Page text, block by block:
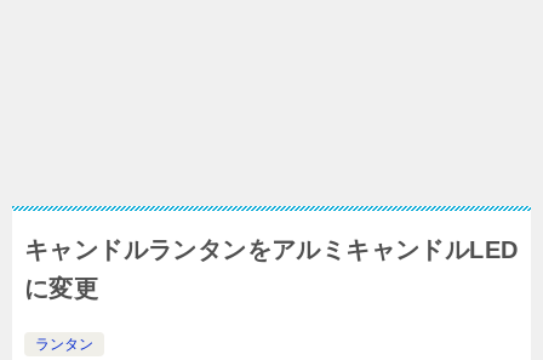
キャンドルランタンをアルミキャンドルLED
に変更
ランタン